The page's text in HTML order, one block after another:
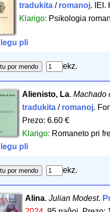
tradukita/ romanoj. IEI.
Klarigo: Psikologia
legu pli
ekz.
Alienisto, La.Machado
tradukita / romanoj.
Prezo: 6.60 €
Klarigo: Romaneto pri
legu pli
ekz.
Alina. Julian Modest.